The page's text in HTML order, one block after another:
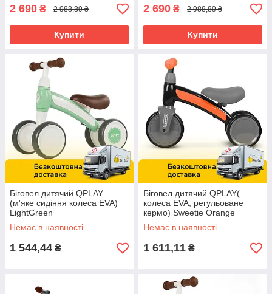
2 690 ₴ 2 988,89 ₴
Купити
2 690 ₴ 2 988,89 ₴
Купити
Біговел дитячий QPLAY
(м'яке сидіння колеса EVA)
LightGreen
Немає в наявності
1 544,44 ₴
Біговел дитячий QPLAY(
колеса EVA, регульоване
кермо) Sweetie Orange
Немає в наявності
1 611,11 ₴